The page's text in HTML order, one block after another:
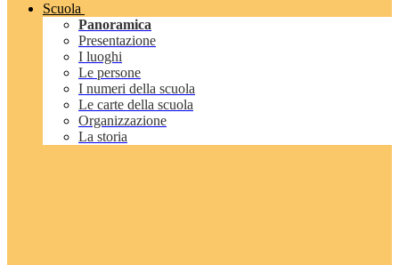
Scuola
Panoramica
Presentazione
I luoghi
Le persone
I numeri della scuola
Le carte della scuola
Organizzazione
La storia